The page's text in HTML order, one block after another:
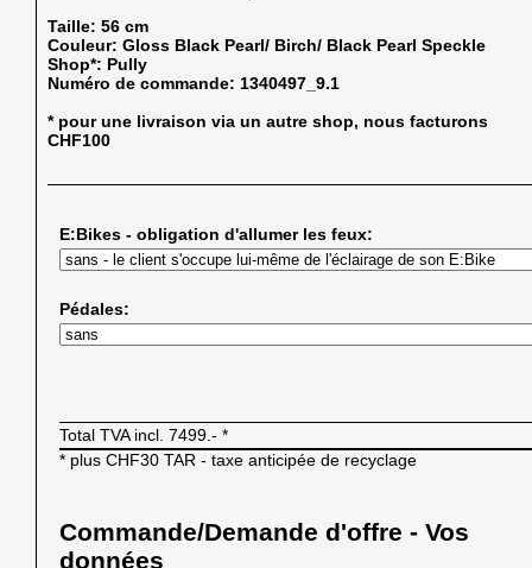
Taille:56 cm
Couleur:Gloss Black Pearl/ Birch/ Black Pearl Speckle
Shop*: Pully
Numéro de commande: 1340497_9.1
* pour une livraison via un autre shop, nous facturons
CHF100
E:Bikes - obligation d'allumer les feux:
Pédales:
Total TVA incl.7499.- *
* plus CHF30 TAR - taxe anticipée de recyclage
Commande/Demande d'offre - Vos
données